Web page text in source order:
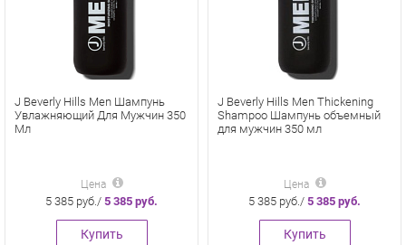
J Beverly Hills Men Шампунь
Увлажняющий Для Мужчин 350
Мл
Цена
5 385 руб./ 5 385 руб.
Купить
J Beverly Hills Men Thickening
Shampoo Шампунь объемный
для мужчин 350 мл
Цена
5 385 руб./ 5 385 руб.
Купить